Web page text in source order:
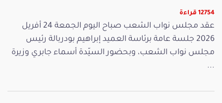
12754 قراءة
عقد مجلس نواب الشعب صباح اليوم الجمعة 24 أفريل
2026 جلسة عامة برئاسة العميد إبراهيم بودربالة رئيس
مجلس نواب الشعب، وبحضور السيّدة أسماء جابري وزيرة
...